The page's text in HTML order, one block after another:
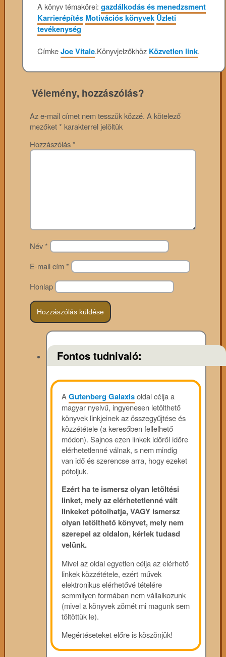
A könyv témakörei:gazdálkodás és menedzsment
Karrierépítés Motivációs könyvek Üzleti
tevékenység
CímkeJoe Vitale.Könyvjelzőkhöz Közvetlen link.
Vélemény, hozzászólás?
Az e-mail címet nem tesszük közzé. A kötelező
mezőket* karakterrel jelöltük
Hozzászólás*
Név*
E-mail cím*
Honlap
Fontos tudnivaló:
AGutenberg Galaxisoldal célja a
magyar nyelvű, ingyenesen letölthető
könyvek linkjeinek az összegyűjtése és
közzététele (a keresőben fellelhető
módon). Sajnos ezen linkek időről időre
elérhetetlenné válnak, s nem mindig
van idő és szerencse arra, hogy ezeket
pótoljuk.
Ezért ha te ismersz olyan letöltési
linket, mely az elérhetetlenné vált
linkeket pótolhatja, VAGY ismersz
olyan letölthető könyvet, mely nem
szerepel az oldalon, kérlek tudasd
velünk.
Mivel az oldal egyetlen célja az elérhető
linkek közzététele, ezért művek
elektronikus elérhetővé tételére
semmilyen formában nem vállalkozunk
(mivel a könyvek zömét mi magunk sem
töltöttük le).
Megértéseteket előre is köszönjük!